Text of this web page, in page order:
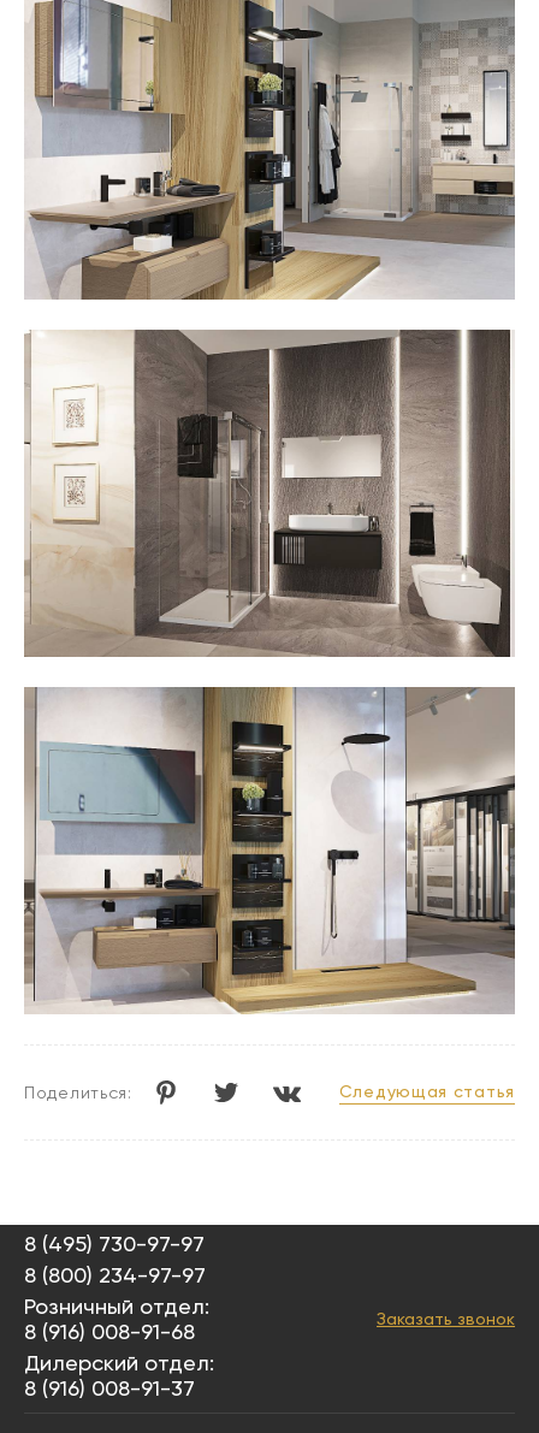
Поделиться: Следующая статья
8 (495) 730-97-97
8 (800) 234-97-97
Розничный отдел:
8 (916) 008-91-68
Дилерский отдел:
8 (916) 008-91-37
Заказать звонок